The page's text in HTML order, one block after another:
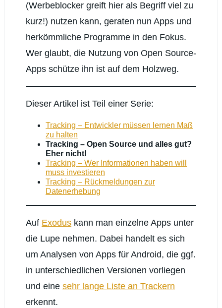
(Werbeblocker greift hier als Begriff viel zu
kurz!) nutzen kann, geraten nun Apps und
herkömmliche Programme in den Fokus.
Wer glaubt, die Nutzung von Open Source-
Apps schütze ihn ist auf dem Holzweg.
Dieser Artikel ist Teil einer Serie:
Tracking – Entwickler müssen lernen Maß
zu halten
Tracking – Open Source und alles gut?
Eher nicht!
Tracking – Wer Informationen haben will
muss investieren
Tracking – Rückmeldungen zur
Datenerhebung
Auf Exodus kann man einzelne Apps unter
die Lupe nehmen. Dabei handelt es sich
um Analysen von Apps für Android, die ggf.
in unterschiedlichen Versionen vorliegen
und eine sehr lange Liste an Trackern
erkennt.